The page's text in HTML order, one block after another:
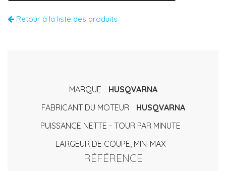
Retour à la liste des produits
MARQUE
HUSQVARNA
FABRICANT DU MOTEUR
HUSQVARNA
PUISSANCE NETTE - TOUR PAR MINUTE
LARGEUR DE COUPE, MIN-MAX
RÉFÉRENCE